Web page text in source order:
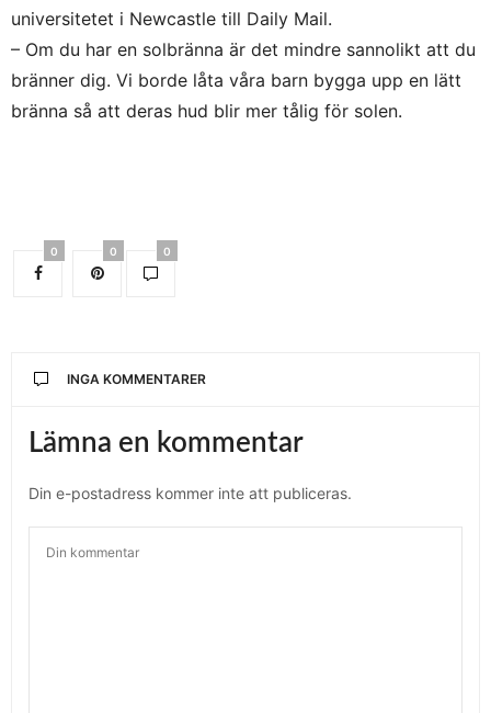
universitetet i Newcastle till Daily Mail.
– Om du har en solbränna är det mindre sannolikt att du
bränner dig. Vi borde låta våra barn bygga upp en lätt
bränna så att deras hud blir mer tålig för solen.
0 0 0
INGA KOMMENTARER
Lämna en kommentar
Din e-postadress kommer inte att publiceras.